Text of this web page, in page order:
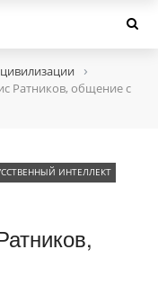
›
Ратников, общение с
ИНТЕЛЛЕКТ